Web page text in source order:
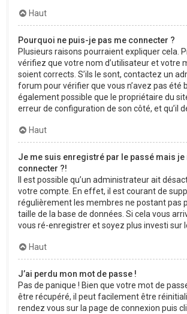
Haut
Pourquoi ne puis-je pas me connecter ?
Plusieurs raisons pourraient expliquer cela.
vérifiez que votre nom d’utilisateur et votre
soient corrects. S’ils le sont, contactez un
forum pour vérifier que vous n’avez pas été
également possible que le propriétaire du
erreur de configuration de son côté, et qu’il
Haut
Je me suis enregistré par le passé mais je
connecter ?!
Il est possible qu’un administrateur ait
votre compte. En effet, il est courant de
régulièrement les membres ne postant pas
taille de la base de données. Si cela vous
vous ré-enregistrer et soyez plus investi sur
Haut
J’ai perdu mon mot de passe !
Pas de panique ! Bien que votre mot de
être récupéré, il peut facilement être
rendez vous sur la page de connexion puis